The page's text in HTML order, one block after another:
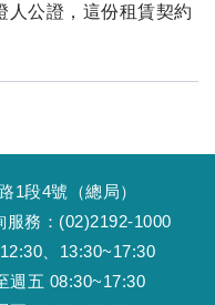
人公證，這份租賃契約
1段4號（總局）
務：(02)2192-1000
、13:30~17:30
週五 08:30~17:30